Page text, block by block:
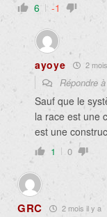
6 -1
ayoye 2
Répondre à
Sauf que le
la race est une
est une
1 0
GRC 2 mois il y a